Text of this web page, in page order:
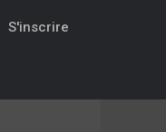
S'inscrire